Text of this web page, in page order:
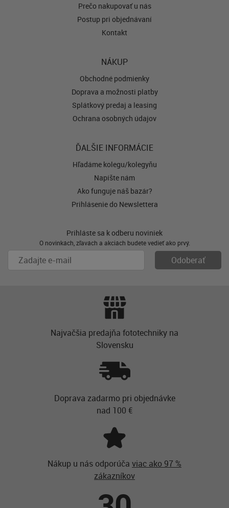
Prečo nakupovať u nás
Postup pri objednávaní
Kontakt
NÁKUP
Obchodné podmienky
Doprava a možnosti platby
Splátkový predaj a leasing
Ochrana osobných údajov
ĎALŠIE INFORMÁCIE
Hľadáme kolegu/kolegyňu
Napíšte nám
Ako funguje náš bazár?
Prihlásenie do Newslettera
Prihláste sa k odberu noviniek
O novinkách, zľavách a akciách budete vedieť ako prvý.
Najvačšia predajňa fototechniky na
Slovensku
Doprava zadarmo pri objednávke
nad 100 €
Nákup u nás odporúča viac ako 97 %
zákazníkov